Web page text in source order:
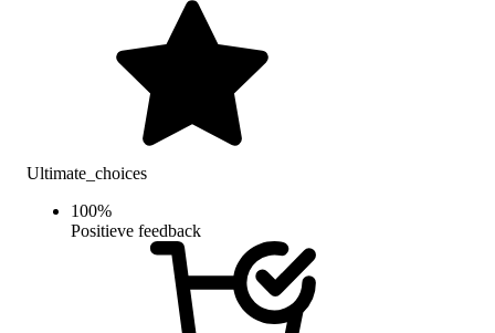
Ultimate_choices
100%
Positieve feedback